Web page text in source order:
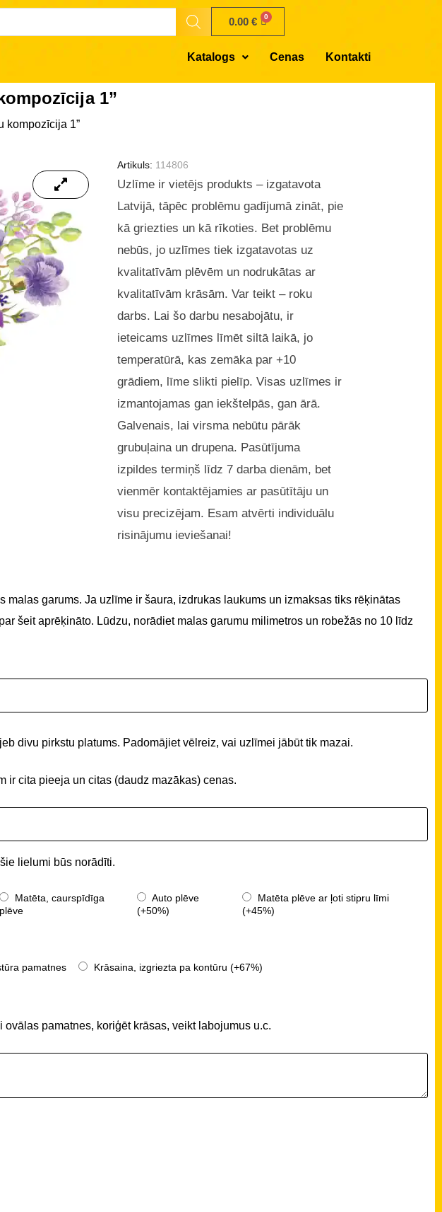
0.00€
Katalogs Cenas Kontakti
1”
kompozīcija 1”
Artikuls: 114806
Uzlīme ir vietējs produkts – izgatavota
Latvijā, tāpēc problēmu gadījumā zināt, pie
kā griezties un kā rīkoties. Bet problēmu
nebūs, jo uzlīmes tiek izgatavotas uz
kvalitatīvām plēvēm un nodrukātas ar
kvalitatīvām krāsām. Var teikt – roku
darbs. Lai šo darbu nesabojātu, ir
ieteicams uzlīmes līmēt siltā laikā, jo
temperatūrā, kas zemāka par +10
grādiem, līme slikti pielīp. Visas uzlīmes ir
izmantojamas gan iekštelpās, gan ārā.
Galvenais, lai virsma nebūtu pārāk
grubuļaina un drupena. Pasūtījuma
izpildes termiņš līdz 7 darba dienām, bet
vienmēr kontaktējamies ar pasūtītāju un
visu precizējam. Esam atvērti individuālu
risinājumu ieviešanai!
garums. Ja uzlīme ir šaura, izdrukas laukums un izmaksas tiks rēķinātas
šeit aprēķināto. Lūdzu, norādiet malas garumu milimetros un robežās no 10 līdz
divu pirkstu platums. Padomājiet vēlreiz, vai uzlīmei jābūt tik mazai.
ir cita pieeja un citas (daudz mazākas) cenas.
lielumi būs norādīti.
Matēta, caurspīdīga
plēve
Auto plēve
(+50%)
Matēta plēve ar ļoti stipru līmi
(+45%)
pamatnes Krāsaina, izgriezta pa kontūru (+67%)
pamatnes, koriģēt krāsas, veikt labojumus u.c.